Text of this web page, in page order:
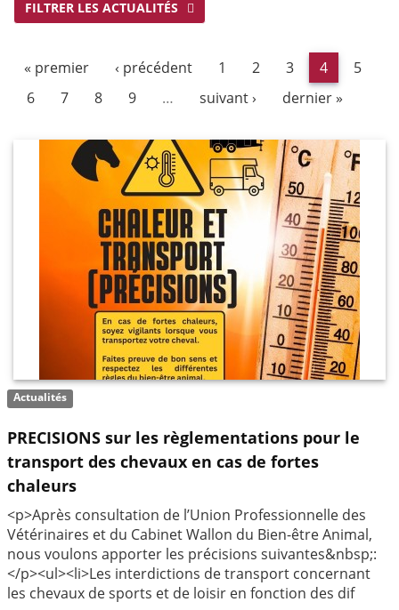
FILTRER LES ACTUALITÉS
« premier ‹ précédent 1 2 3 4
5
6
7 8 9 … suivant › dernier »
Actualités
PRECISIONS sur les règlementations pour le
transport des chevaux en cas de fortes
chaleurs
<p>Après consultation de l’Union Professionnelle des
Vétérinaires et du Cabinet Wallon du Bien-être Animal,
nous voulons apporter les précisions suivantes&nbsp;:
</p><ul><li>Les interdictions de transport concernant
les chevaux de sports et de loisir en fonction des dif